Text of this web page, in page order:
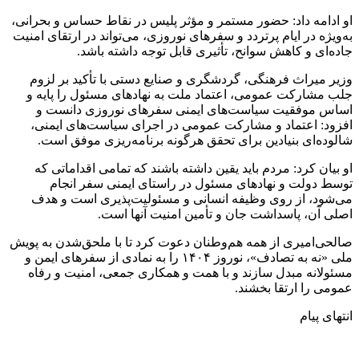
او ادامه داد: حضور مستمر و مؤثر پلیس در نقاط حساس و بحرانی،
به‌ویژه در ایام پرتردد و سفرهای نوروزی، می‌تواند در ارتقای امنیت
جاده‌ای و کاهش سوانح، تأثیری قابل توجه داشته باشد.
وزیر میراث‌ فرهنگی، گردشگری و صنایع دستی با تأکید بر لزوم
جلب مشارکت عمومی، اعتماد ملت به نهادهای مسئول را پایه و
اساس موفقیت سیاست‌های ایمنی سفرهای نوروزی دانست و
افزود: اعتماد و مشارکت عمومی در اجرای سیاست‌های ایمنی،
شالوده‌ای بنیادین برای تحقق هرگونه برنامه‌ریزی موفق است.
او بیان کرد: مردم باید یقین داشته باشند که تمامی اقداماتی که
توسط دولت و نهادهای مسئول در راستای ایمنی سفر انجام
می‌شود، از روی وظیفه انسانی و مسئولیت‌پذیری است و هدف
اصلی آن، پاسداشت جان و تأمین امنیت آنها است.
صالحی‌امیری از همه هم‌وطنان دعوت کرد تا با ملحق‌شدن به پویش
ملی «نه به تصادف»، نوروز ۱۴۰۴ را به نمادی از سفرهای ایمن و
مسئولانه مبدل سازند و با همت و همکاری جمعی، امنیت و رفاه
عمومی را ارتقا بخشند.
انتهای پیام